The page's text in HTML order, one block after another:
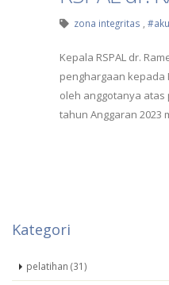
zona integritas ,
Kepala RSPAL dr.
penghargaan kepada
oleh anggotanya
tahun Anggaran 2023
Kategori
pelatihan (31)